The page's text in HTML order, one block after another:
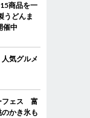
商品を一
うどんま
催中
気グルメ
フェス 富
かき氷も